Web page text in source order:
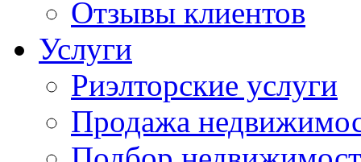
Отзывы клиентов
Услуги
Риэлторские услуги
Продажа